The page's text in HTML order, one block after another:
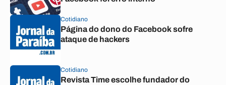
Cotidiano
Página do dono do Facebook sofre
ataque de hackers
Cotidiano
Revista Time escolhe fundador do